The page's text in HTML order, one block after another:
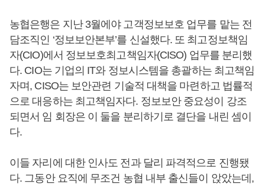
농협은행은 지난 3월에야 고객정보보호 업무를 맡는 전
담조직인 ‘정보보안본부’를 신설했다. 또 최고정보책임
자(CIO)에서 정보보호최고책임자(CISO) 업무를 분리했
다. CIO는 기업의 IT와 정보시스템을 총괄하는 최고책임
자며, CISO는 보안관련 기술적 대책을 마련하고 법률적
으로 대응하는 최고책임자다. 정보보안 중요성이 강조
되면서 임 회장은 이 둘을 분리하기로 결단을 내린 셈이
다.
이들 자리에 대한 인사도 전과 달리 파격적으로 진행됐
다. 그동안 요직에 무조건 농협 내부 출신들이 앉았는데,